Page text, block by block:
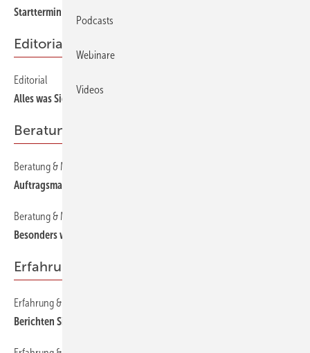
Starttermin verPasst
Editorial
Editorial
Alles was Sie brauchen!
Beratung & Marketing
Beratung & Marketing
Auftragsmaschine ohne Kosten
Beratung & Marketing
Besonders wertvoll
Erfahrung & Praxis
Erfahrung & Praxis
Berichten Sie von Ihren Projekten!
Podcasts
Webinare
Videos